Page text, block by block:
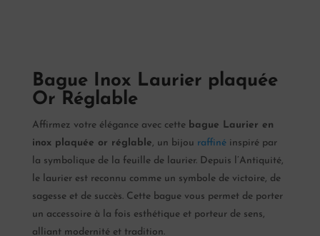
Bague Inox Laurier plaquée
Or Réglable
Affirmez votre élégance avec cette bague Laurier en
inox plaquée or réglable, un bijou raffinéinspiré par
la symbolique de la feuille de laurier. Depuis l’Antiquité,
le laurier est reconnu comme un symbole de victoire, de
sagesse et de succès. Cette bague vous permet de porter
un accessoire à la fois esthétique et porteur de sens,
alliant modernité et tradition.